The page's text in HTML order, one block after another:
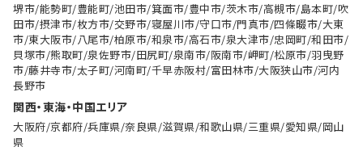
堺市/能勢町/豊能町/池田市/箕面市/豊中市/茨木市/高槻市/島本町/吹
田市/摂津市/枚方市/交野市/寝屋川市/守口市/門真市/四條畷市/大東
市/東大阪市/八尾市/柏原市/和泉市/高石市/泉大津市/忠岡町/和田市/
貝塚市/熊取町/泉佐野市/田尻町/泉南市/阪南市/岬町/松原市/羽曳野
市/藤井寺市/太子町/河南町/千早赤阪村/富田林市/大阪狭山市/河内
長野市
関西・東海・中国エリア
大阪府/京都府/兵庫県/奈良県/滋賀県/和歌山県/三重県/愛知県/岡山
県